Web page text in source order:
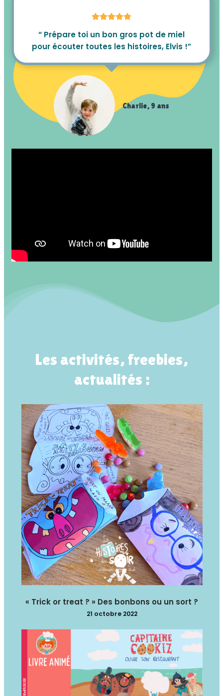
“ Prépare toi un bon gros pot de miel
pour écouter toutes les histoires, Elvis !”
Charlie, 9 ans
Les activités, freebies,
actualités :
« Trick or treat ? » Des bonbons ou un sort ?
21 octobre 2022